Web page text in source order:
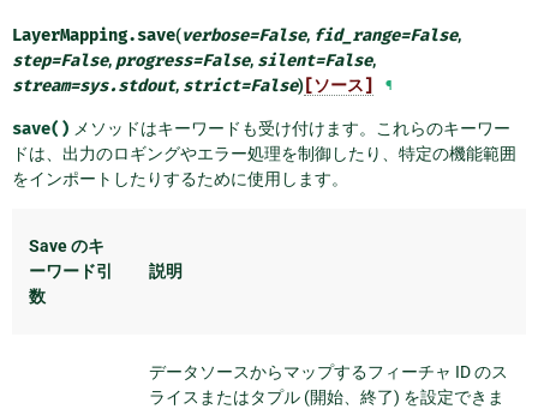
LayerMapping.save(verbose=False, fid_range=False,
step=False,progress=False, silent=False,
stream=sys.stdout, strict=False) [ソース] ¶
save() メソッドはキーワードも受け付けます。これらのキーワー
ドは、出力のロギングやエラー処理を制御したり、特定の機能範囲
をインポートしたりするために使用します。
Save のキ
ーワード引
数
説明
データソースからマップするフィーチャ ID のス
ライスまたはタプル (開始、終了) を設定できま